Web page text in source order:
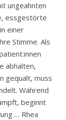
ungeahnten
essgestörte
einer
Stimme. Als
abhalten,
gequält, muss
Während
beginnt
… Rhea